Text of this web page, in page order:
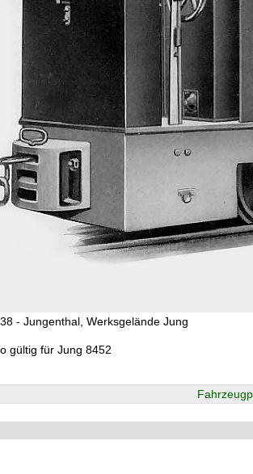
- Jungenthal, Werksgelände Jung
gültig für Jung 8452